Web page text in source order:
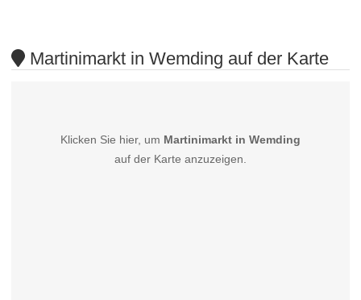
Martinimarkt in Wemding auf der Karte
Klicken Sie hier, um Martinimarkt in Wemding
auf der Karte anzuzeigen.